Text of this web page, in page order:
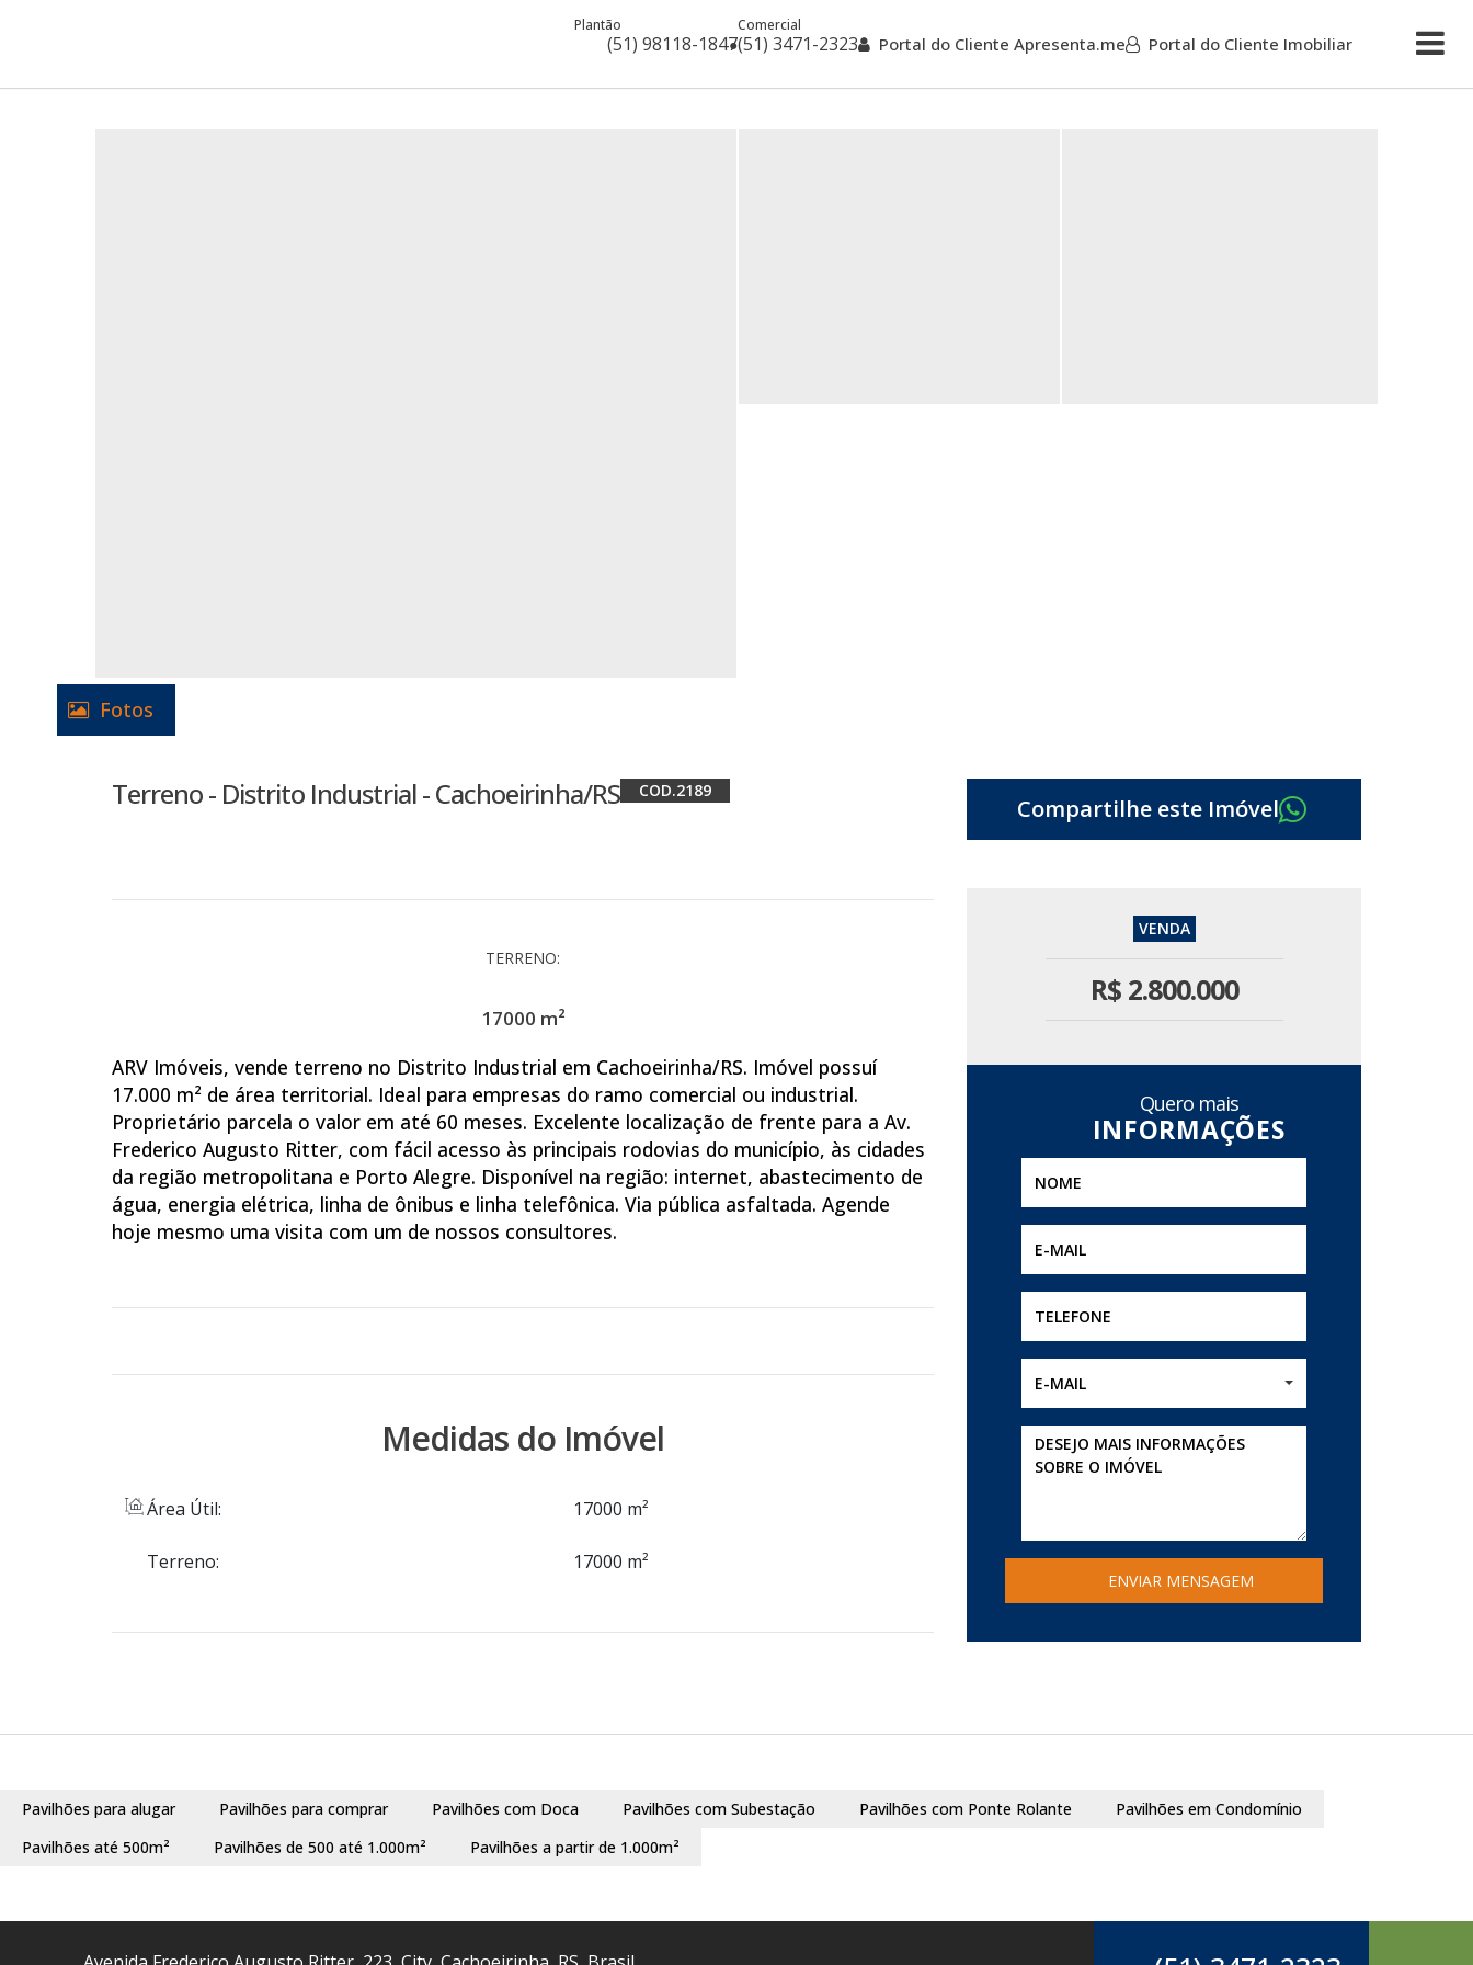
(51) 98118-1847
Plantão
(51) 3471-2323
Comercial
Portal do Cliente Apresenta.me Portal do Cliente Imobiliar
Fotos
Terreno - Distrito Industrial - Cachoeirinha/RS 2189
TERRENO:
17000 m²
ARV Imóveis, vende terreno no Distrito Industrial em Cachoeirinha/RS. Imóvel possuí
17.000 m² de área territorial. Ideal para empresas do ramo comercial ou industrial.
Proprietário parcela o valor em até 60 meses. Excelente localização de frente para a Av.
Frederico Augusto Ritter, com fácil acesso às principais rodovias do município, às cidades
da região metropolitana e Porto Alegre. Disponível na região: internet, abastecimento de
água, energia elétrica, linha de ônibus e linha telefônica. Via pública asfaltada. Agende
hoje mesmo uma visita com um de nossos consultores.
Medidas do Imóvel
Área Útil: 17000 m²
Terreno: 17000 m²
R$2.800.000
Quero mais
E-MAIL
Pavilhões para alugar Pavilhões para comprar Pavilhões com Doca Pavilhões com Subestação Pavilhões com Ponte Rolante
Pavilhões em Condomínio
Pavilhões até 500m²
Pavilhões de 500 até 1.000m² Pavilhões a partir de 1.000m²